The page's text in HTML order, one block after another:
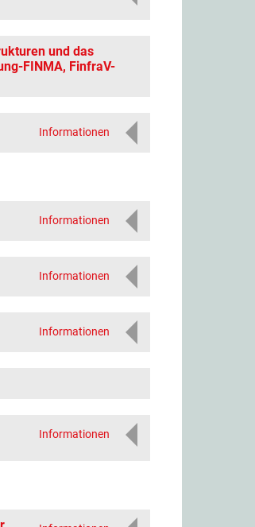
und das
FINMA, FinfraV-
Informationen
Informationen
Informationen
Informationen
Informationen